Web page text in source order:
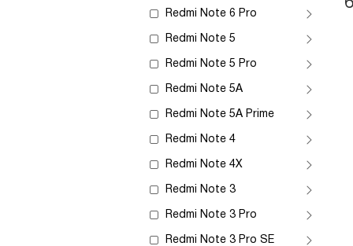
Redmi Note 6 Pro
Redmi Note 5
Redmi Note 5 Pro
Redmi Note 5A
Redmi Note 5A Prime
Redmi Note 4
Redmi Note 4X
Redmi Note 3
Redmi Note 3 Pro
Redmi Note 3 Pro SE